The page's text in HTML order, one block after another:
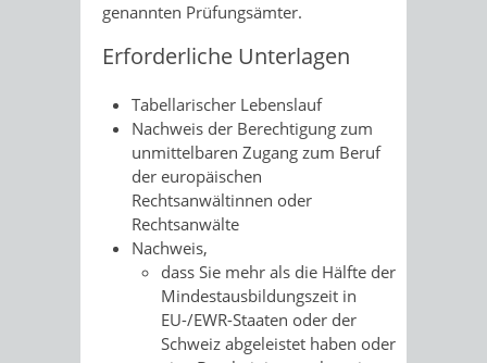
genannten Prüfungsämter.
Erforderliche Unterlagen
Tabellarischer Lebenslauf
Nachweis der Berechtigung zum
unmittelbaren Zugang zum Beruf
der europäischen
Rechtsanwältinnen oder
Rechtsanwälte
Nachweis,
dass Sie mehr als die Hälfte der
Mindestausbildungszeit in
EU-/EWR-Staaten oder der
Schweiz abgeleistet haben oder